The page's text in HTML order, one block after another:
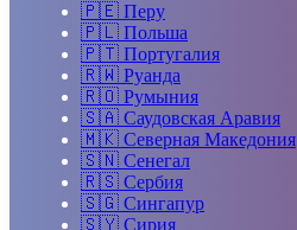
🇵🇪 Перу
🇵🇱 Польша
🇵🇹 Португалия
🇷🇼 Руанда
🇷🇴 Румыния
🇸🇦 Саудовская Аравия
🇲🇰 Северная Македония
🇸🇳 Сенегал
🇷🇸 Сербия
🇸🇬 Сингапур
🇸🇾 Сирия